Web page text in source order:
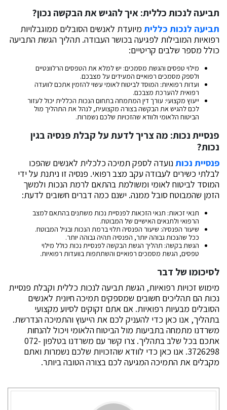
תביעה לנכות כללית: איך להגיש את הבקשה נכון?
תביעה לנכות כלליתמיועדת לאנשים הסובלים ממוגבלויות
רפואיות המובילות לפגיעה בכושר העבודה. תהליך הגשת התביעה
כולל מספר שלבים קריטיים:
מילוי טפסים והגשת מסמכים: יש למלא את הטפסים הרלוונטיים
ולספק מסמכים רפואיים המעידים על מצבכם.
ועדות רפואיות: המוסד לביטוח לאומי עשוי להזמין אתכם לוועדה
רפואית להערכת מצבכם.
ייעוץ מקצועי: עורך דין המתמחה בתחום הנכות הכללית יכול לעזור
לכם להגיש את הבקשה בצורה מקצועית, לנהל את התהליך מול
הביטוח הלאומי ולוודא שהזכויות שלכם נשמרות.
פנסיית נכות: מה צריך לדעת על קבלת פנסיה בגין
נכות?
פנסיית נכותנועדה לספק תמיכה כלכלית לאנשים שהפכו
לבלתי כשירים לעבודה עקב מצב רפואי. פנסיה זו ניתנת על ידי
המוסד לביטוח לאומי ומשולמת בהתאם לרמת הנכות ולמשך
הזמן שהמבוטח סובל ממנה. ישנם כמה דברים חשובים לדעת:
תנאי זכאות: תנאי הזכאות לפנסיית נכות משתנים בהתאם למצב
הרפואי ולתנאים האישיים של המבוטח.
שיעור הפנסיה: שיעור הפנסיה תלוי ברמת הנכות ובגיל המבוטח.
ככל שהנכות גבוהה יותר, הפנסיה תהיה גבוהה יותר.
הגשת בקשה: תהליך הגשת הבקשה לפנסיית נכות כולל מילוי
טפסים, הגשת מסמכים רפואיים והשתתפות בוועדות רפואיות.
לסיכומו של דבר
מימוש זכויות רפואיות, הגשת תביעה לנכות כללית וקבלת פנסיית
נכות הם תהליכים חשובים שמספקים תמיכה חיונית לאנשים
הסובלים מבעיות רפואיות. אם אתם זקוקים לסיוע מקצועי
בתהליך, אנו כאן כדי להעניק לכם את הייעוץ והתמיכה הנדרשת.
משרדנו מתמחה בתביעות מול הביטוח הלאומי ויכול להנחות
אתכם בכל שלב בתהליך. צרו קשר עם משרדנו בטלפון 072-
3726298. אנו כאן כדי לוודא שהזכויות שלכם נשמרות ואתם
מקבלים את התמיכה המגיעה לכם בצורה הטובה ביותר.